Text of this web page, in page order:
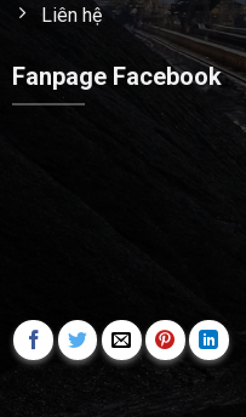
Liên hệ
Fanpage Facebook